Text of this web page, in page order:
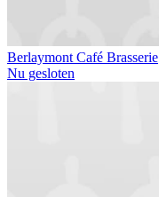
Berlaymont Café Brasserie
Nu gesloten